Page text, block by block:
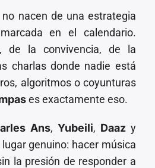
nacen de una estrategia
en el calendario.
de la convivencia, de la
charlas donde nadie está
algoritmos o coyunturas
es exactamente eso.
Ans, Yubeili, Daazy
genuino: hacer música
la presión de responder a